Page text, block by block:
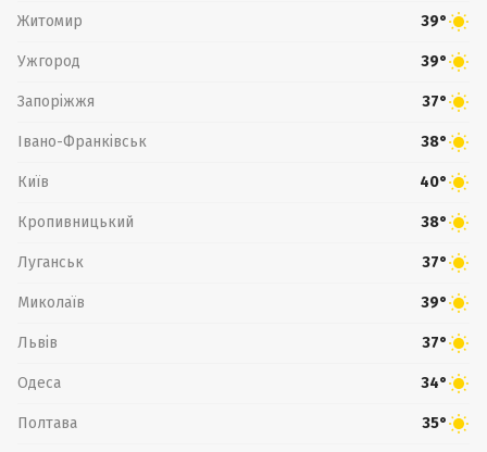
Житомир 39°
Ужгород 39°
Запоріжжя 37°
Івано-Франківськ 38°
Київ 40°
Кропивницький 38°
Луганськ 37°
Миколаїв 39°
Львів 37°
Одеса 34°
Полтава 35°